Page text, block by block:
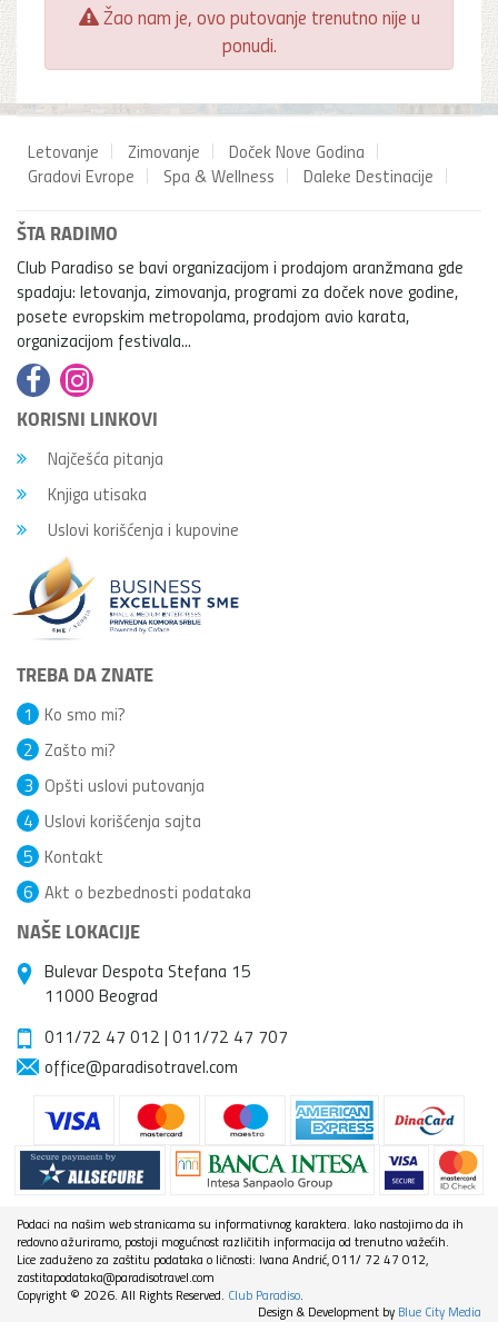
Žao nam je, ovo putovanje trenutno nije u
ponudi.
Letovanje Zimovanje
Doček Nove Godina
Gradovi Evrope
Spa & Wellness Daleke Destinacije
ŠTA RADIMO
Club Paradiso se bavi organizacijom i prodajom aranžmana gde
spadaju: letovanja, zimovanja, programi za doček nove godine,
posete evropskim metropolama, prodajom avio karata,
organizacijom festivala...
KORISNI LINKOVI
Najčešća pitanja
Knjiga utisaka
Uslovi korišćenja i kupovine
TREBA DA ZNATE
Ko smo mi?
1
Zašto mi?
2
Opšti uslovi putovanja
3
Uslovi korišćenja sajta
4
Kontakt
5
Akt o bezbednosti podataka
6
NAŠE LOKACIJE
Bulevar Despota Stefana 15
11000 Beograd
011/72 47 012 | 011/72 47 707
office@paradisotravel.com
Podaci na našim web stranicama su informativnog karaktera. Iako nastojimo da ih
redovno ažuriramo, postoji mogućnost različitih informacija od trenutno važećih.
Lice zaduženo za zaštitu podataka o ličnosti: Ivana Andrić, 011/ 72 47 012,
zastitapodataka@paradisotravel.com
Copyright © 2026. All Rights Reserved. Club Paradiso.
Design & Development by Blue City Media